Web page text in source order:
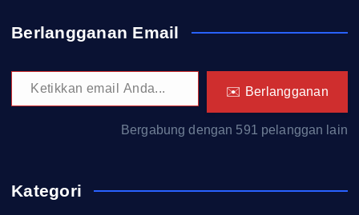
Berlangganan Email
Ketikkan email Anda...
✉️ Berlangganan
Bergabung dengan 591 pelanggan lain
Kategori